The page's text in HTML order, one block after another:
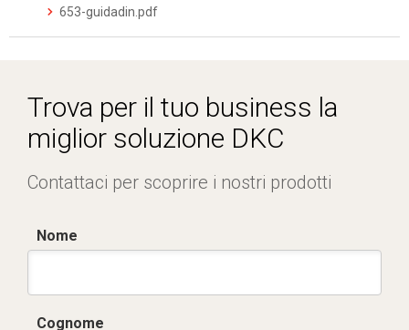
653-guidadin.pdf
Trova per il tuo business la
miglior soluzione DKC
Contattaci per scoprire i nostri prodotti
Nome
Cognome